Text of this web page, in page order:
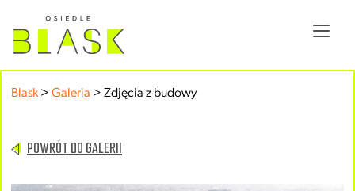
Blask> Galeria > Zdjęcia z budowy
POWRÓT DO GALERII